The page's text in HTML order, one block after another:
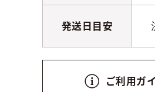
発送日目安
ご利用ガ